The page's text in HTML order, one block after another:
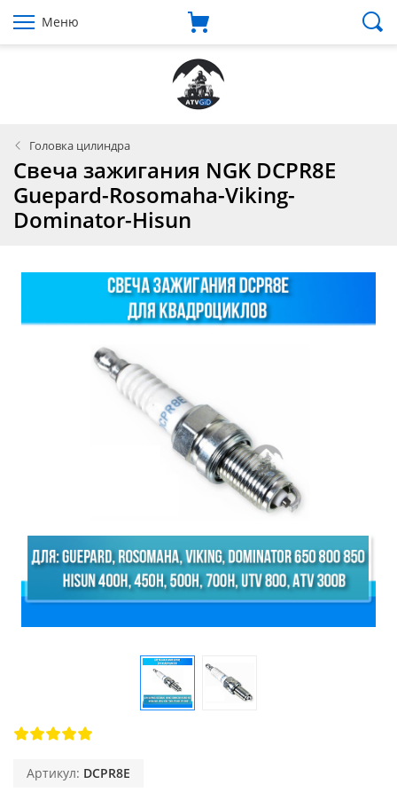
Меню
Головка цилиндра
Свеча зажигания NGK DCPR8E
Guepard-Rosomaha-Viking-
Dominator-Hisun
Артикул: DCPR8E